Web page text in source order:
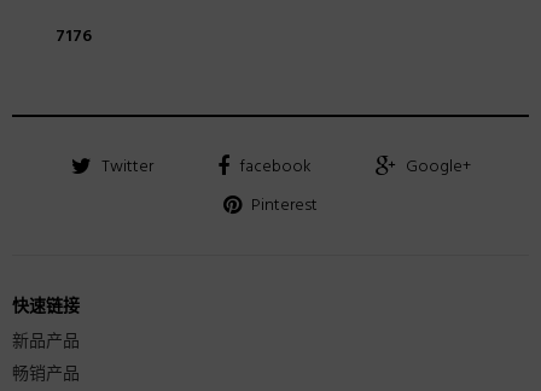
7176
Twitter facebook
Google+
Pinterest
快速链接
新品产品
畅销产品